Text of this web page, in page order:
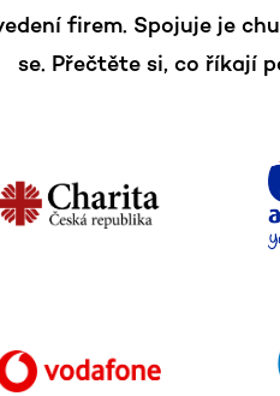
firem. Spojuje je
se. Přečtěte si, co říkají
SEFTE sme sa zúčastnili na
a priestor na zdieľanie
bolo vidieť organizáciu s